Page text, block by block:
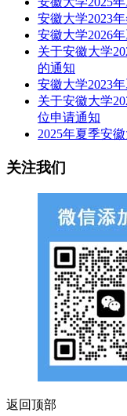
安徽大学2023
安徽大学2026
关于安徽大学
的通知
安徽大学2023
关于安徽大学
位申请通知
2025年夏季安
关注我们
返回顶部